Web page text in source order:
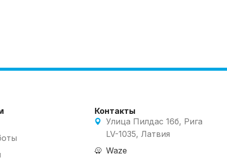
Контакты
Улица Пилдас 16б, Рига
LV-1035, Латвия
Waze